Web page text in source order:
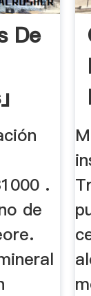
De
.
de